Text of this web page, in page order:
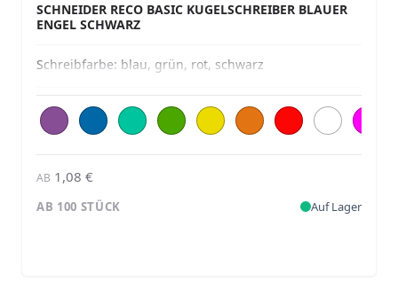
SCHNEIDER RECO BASIC KUGELSCHREIBER BLAUER
ENGEL SCHWARZ
Schreibfarbe: blau, grün, rot, schwarz
AB 1,08 €
AB 100 STÜCK Auf Lager